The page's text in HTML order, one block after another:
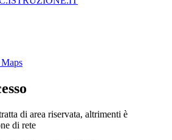
di area riservata, altrimenti è
di rete